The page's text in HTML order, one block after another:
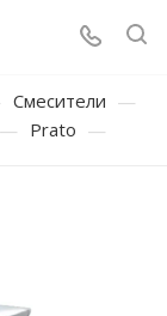
Смесители —
— Prato —